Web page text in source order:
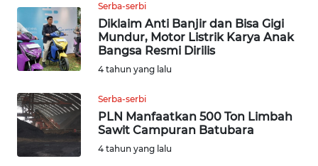
Serba-serbi
Diklaim Anti Banjir dan Bisa Gigi
Mundur, Motor Listrik Karya Anak
Bangsa Resmi Dirilis
4 tahun yang lalu
Serba-serbi
PLN Manfaatkan 500 Ton Limbah
Sawit Campuran Batubara
4 tahun yang lalu
WN
KEPULAUAN
SERIBU
TANGERANG
WN
BINJAI